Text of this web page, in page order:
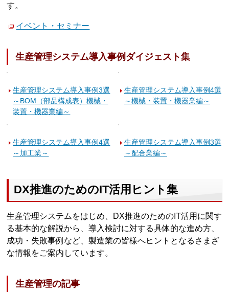
す。
イベント・セミナー
生産管理システム導入事例ダイジェスト集
生産管理システム導入事例3選
～BOM（部品構成表）機械・
装置・機器業編～
生産管理システム導入事例4選
～機械・装置・機器業編～
生産管理システム導入事例4選
～加工業～
生産管理システム導入事例3選
～配合業編～
DX推進のためのIT活用ヒント集
生産管理システムをはじめ、DX推進のためのIT活用に関す
る基本的な解説から、導入検討に対する具体的な進め方、
成功・失敗事例など、製造業の皆様へヒントとなるさまざ
な情報をご案内しています。
生産管理の記事